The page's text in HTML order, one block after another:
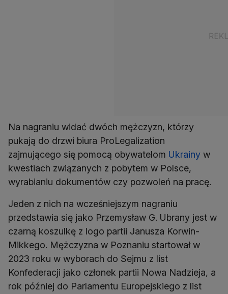
Na nagraniu widać dwóch mężczyzn, którzy
pukają do drzwi biura ProLegalization
zajmującego się pomocą obywatelom Ukrainy w
kwestiach związanych z pobytem w Polsce,
wyrabianiu dokumentów czy pozwoleń na pracę.
Jeden z nich na wcześniejszym nagraniu
przedstawia się jako Przemysław G. Ubrany jest w
czarną koszulkę z logo partii Janusza Korwin-
Mikkego. Mężczyzna w Poznaniu startował w
2023 roku w wyborach do Sejmu z list
Konfederacji jako członek partii Nowa Nadzieja, a
rok później do Parlamentu Europejskiego z list